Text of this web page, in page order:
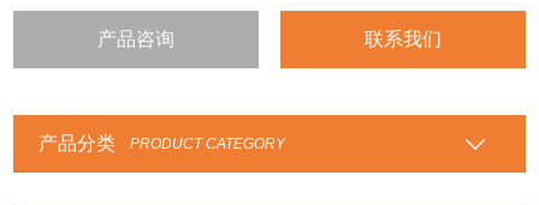
产品咨询 联系我们
产品分类 PRODUCT CATEGORY